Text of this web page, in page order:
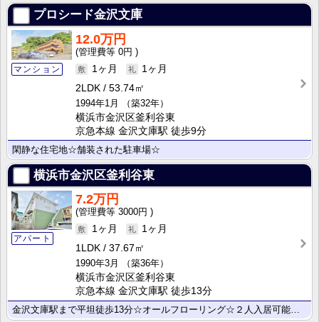
プロシード金沢文庫
マンション
12.0万円
0円
1ヶ月
1ヶ月
2LDK
53.74㎡
1994年1月
（築32年）
横浜市金沢区釜利谷東
京急本線 金沢文庫駅 徒歩9分
閑静な住宅地☆舗装された駐車場☆
横浜市金沢区釜利谷東
アパート
7.2万円
3000円
1ヶ月
1ヶ月
1LDK
37.67㎡
1990年3月
（築36年）
横浜市金沢区釜利谷東
京急本線 金沢文庫駅 徒歩13分